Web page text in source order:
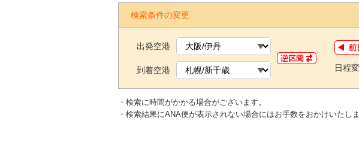
検索条件の変更
出発空港
到着空港 日程
・検索に時間がかかる場合がございます。
・検索結果にANA便が表示されない場合にはお手数をおかけいたし